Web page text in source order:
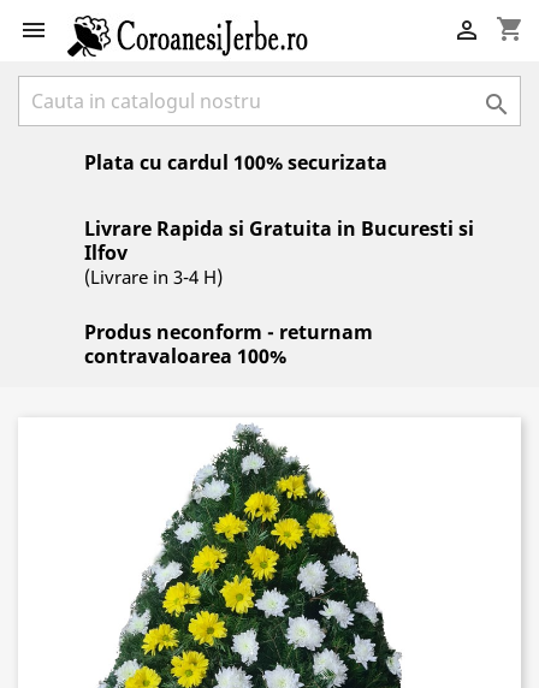
 shopping_cart


Plata cu cardul 100% securizata
Livrare Rapida si Gratuita in Bucuresti si
Ilfov
(Livrare in 3-4 H)
Produs neconform - returnam
contravaloarea 100%